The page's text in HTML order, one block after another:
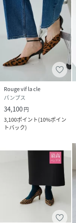
Rouge vif la cle
パンプス
34,100円
3,100ポイント(10%ポイン
トバック)